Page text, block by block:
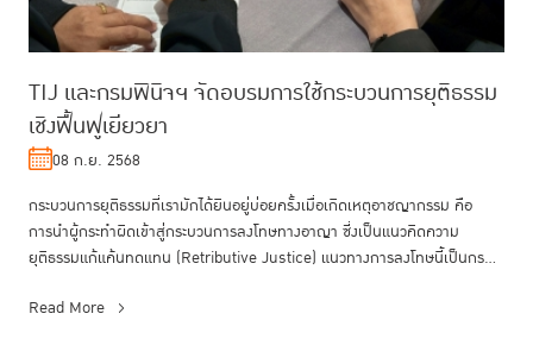
TIJ และกรมพินิจฯ จัดอบรมการใช้กระบวนการยุติธรรม
เชิงฟื้นฟูเยียวยา
08 ก.ย. 2568
กระบวนการยุติธรรมที่เรามักได้ยินอยู่บ่อยครั้งเมื่อเกิดเหตุอาชญากรรม คือ
การนำผู้กระทำผิดเข้าสู่กระบวนการลงโทษทางอาญา ซี่งเป็นแนวคิดความ
ยุติธรรมแก้แค้นทดแทน (Retributive Justice) แนวทางการลงโทษนี้เป็นกร...
Read More